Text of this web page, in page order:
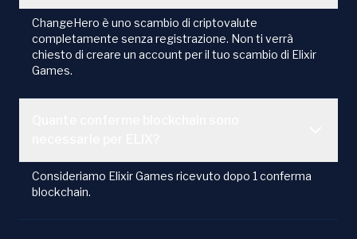
ChangeHero è uno scambio di criptovalute
completamente senza registrazione. Non ti verrà
chiesto di creare un account per il tuo scambio di Elixir
Games.
Consideriamo Elixir Games ricevuto dopo 1 conferma
blockchain.